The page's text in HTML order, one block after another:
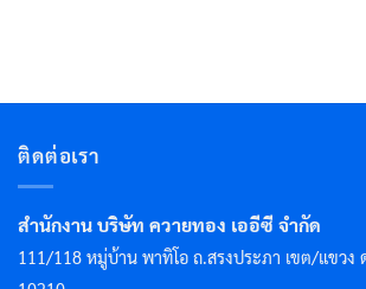
ติดต่อเรา
สำนักงาน บริษัท ควายทอง เออีซี จำกัด
111/118 หมู่บ้าน พาทิโอ ถ.สรงประภา เขต/แขวง